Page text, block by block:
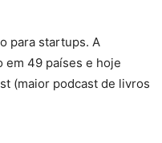
para startups. A
em 49 países e hoje
(maior podcast de livros